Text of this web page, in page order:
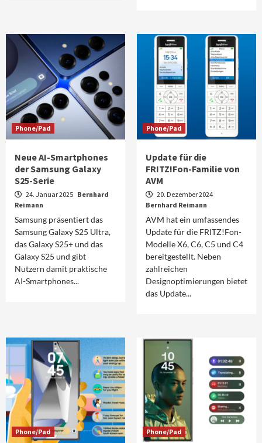
Phone/Pad
Neue AI-Smartphones
der Samsung Galaxy
S25-Serie
24. Januar 2025 Bernhard
Reimann
Samsung präsentiert das
Samsung Galaxy S25 Ultra,
das Galaxy S25+ und das
Galaxy S25 und gibt
Nutzern damit praktische
AI-Smartphones...
Phone/Pad
Update für die
FRITZ!Fon-Familie von
AVM
20. Dezember 2024
Bernhard Reimann
AVM hat ein umfassendes
Update für die FRITZ!Fon-
Modelle X6, C6, C5 und C4
bereitgestellt. Neben
zahlreichen
Designoptimierungen bietet
das Update...
Phone/Pad Phone/Pad